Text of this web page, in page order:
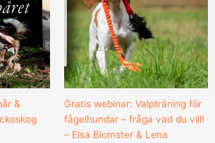
&
Gratis webinar: Valpträning för
fågelhundar – fråga vad du vill!
– Elsa Blomster & Lena